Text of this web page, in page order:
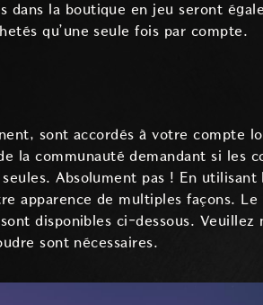
dans la boutique en jeu seront
qu’une seule fois par compte.
sont accordés à votre compte
la communauté demandant si les
Absolument pas ! En utilisant
apparence de multiples façons. Le
disponibles ci-dessous. Veuillez
sont nécessaires.